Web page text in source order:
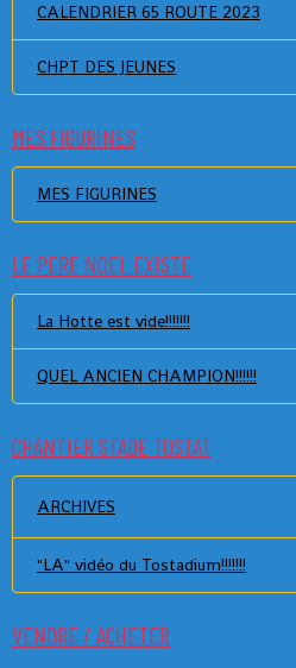
CALENDRIER 65 ROUTE 2023
CHPT DES JEUNES
MES FIGURINES
MES FIGURINES
LE PERE NOEL EXISTE
La Hotte est vide!!!!!!!
QUEL ANCIEN CHAMPION!!!!!!
CHANTIER STADE TOSTAT
ARCHIVES
"LA" vidéo du Tostadium!!!!!!!
VENDRE / ACHETER